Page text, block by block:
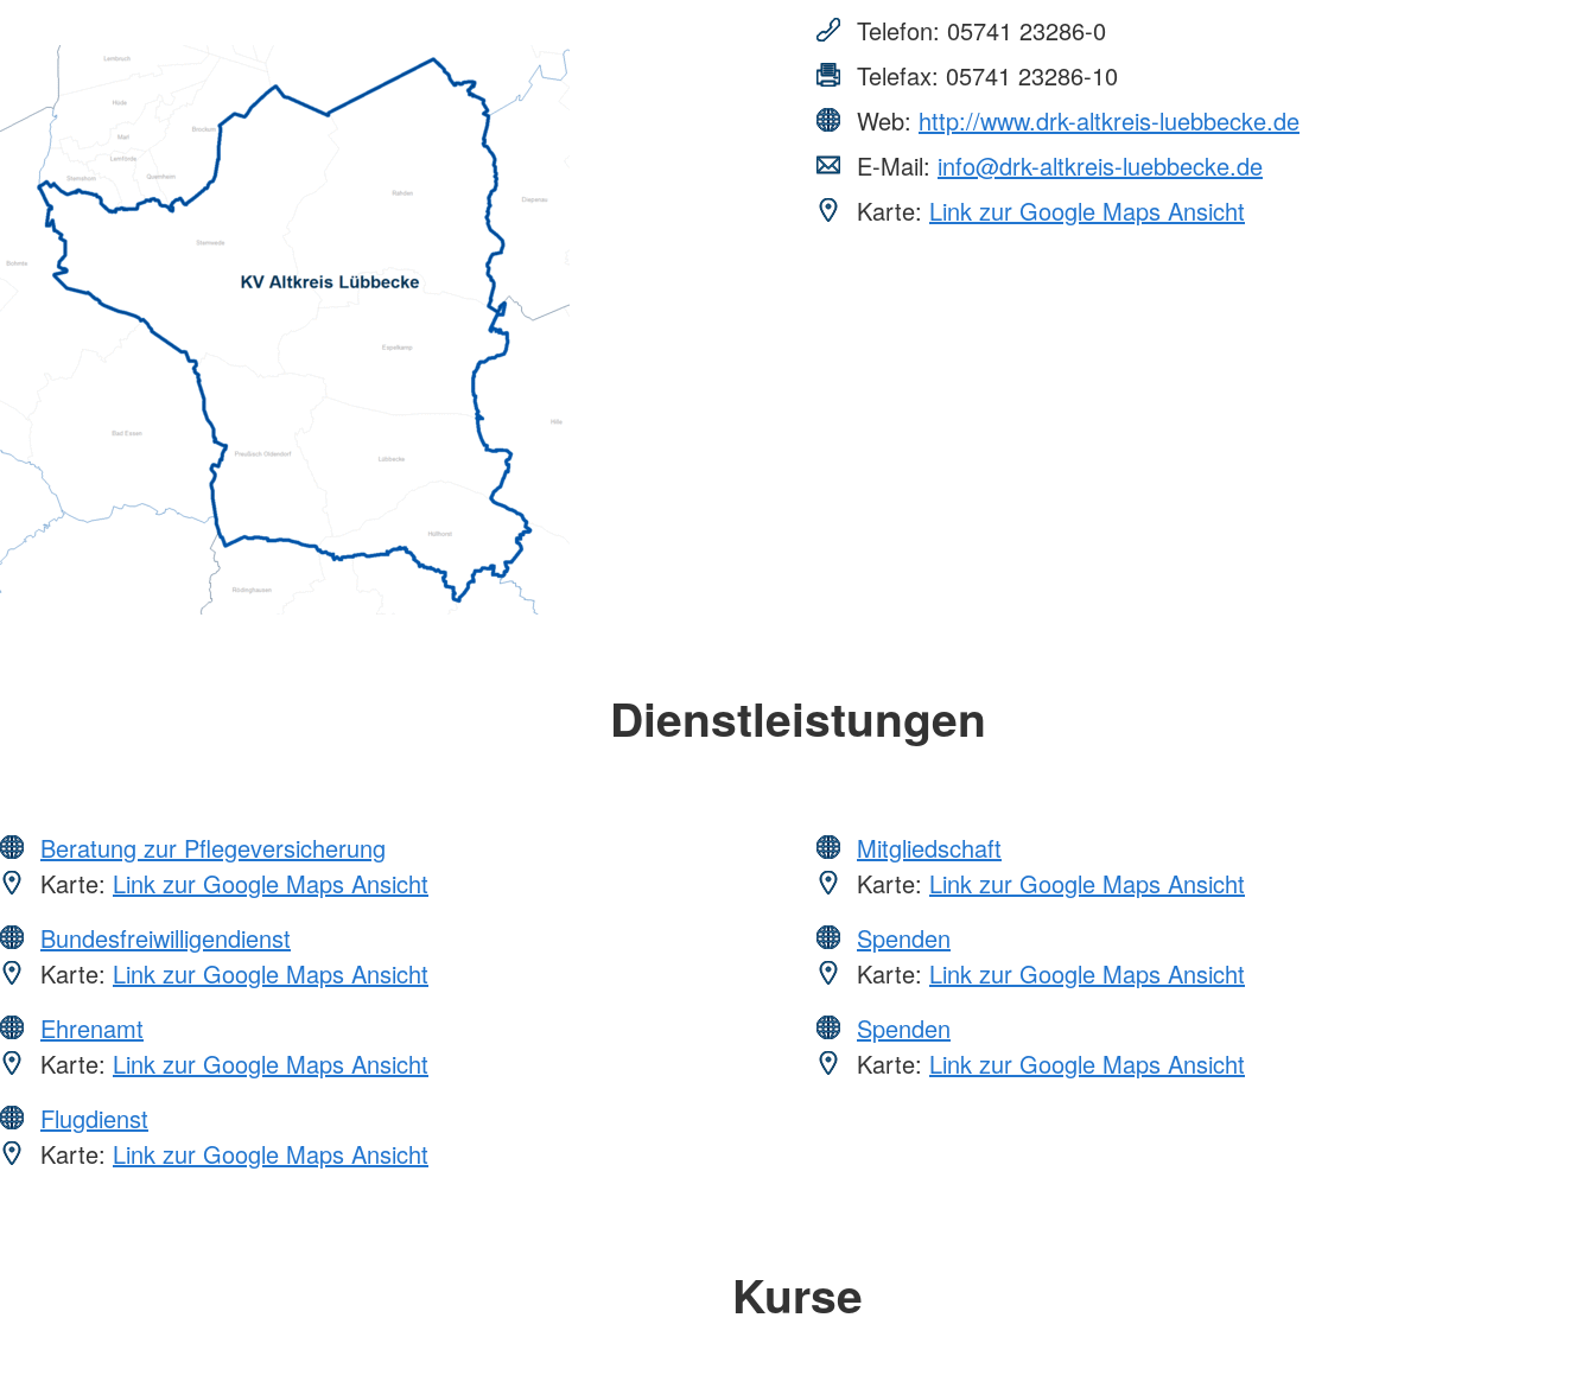
erwachsene Zuwanderer (MBE)
Telefon: 05741 23286-0
Telefax: 05741 23286-10
Web: http://www.drk-altkreis-luebbecke.de
E-Mail: info@drk-altkreis-luebbecke.de
Karte: Link zur Google Maps Ansicht
Dienstleistungen
Beratung zur Pflegeversicherung
Karte: Link zur Google Maps Ansicht
Bundesfreiwilligendienst
Karte: Link zur Google Maps Ansicht
Ehrenamt
Karte: Link zur Google Maps Ansicht
Flugdienst
Karte: Link zur Google Maps Ansicht
Mitgliedschaft
Karte: Link zur Google Maps Ansicht
Spenden
Karte: Link zur Google Maps Ansicht
Spenden
Karte: Link zur Google Maps Ansicht
Kurse